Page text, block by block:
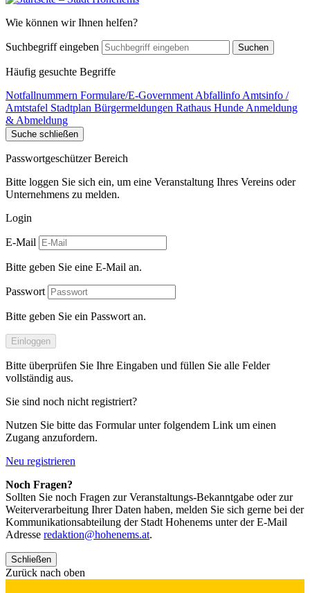
Wie können wir Ihnen helfen?
Suchbegriff eingeben Suchen
Häufig gesuchte Begriffe
Notfallnummern Formulare/E-Government Abfallinfo Amtsinfo /
Amtstafel Stadtplan Bürgermeldungen Rathaus Hunde Anmeldung
& Abmeldung
Suche schließen
Passwortgeschützer Bereich
Bitte loggen Sie sich ein, um eine Veranstaltung Ihres Vereins oder
Unternehmens zu melden.
Login
E-Mail
Bitte geben Sie eine E-Mail an.
Passwort
Bitte geben Sie ein Passwort an.
Einloggen
Bitte überprüfen Sie Ihre Eingaben und füllen Sie alle Felder
vollständig aus.
Sie sind noch nicht registriert?
Nutzen Sie bitte das Formular unter folgendem Link um einen
Zugang anzufordern.
Neu registrieren
Noch Fragen?
Sollten Sie noch Fragen zur Veranstaltungs-Bekanntgabe oder zur
Weiterverarbeitung Ihrer Daten haben, melden Sie sich gerne bei der
Kommunikationsabteilung der Stadt Hohenems unter der E-Mail
Adresse redaktion@hohenems.at.
Schließen
Zurück nach oben